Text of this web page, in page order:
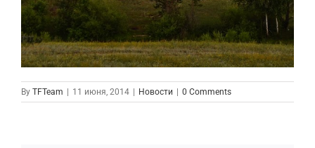
By TFTeam 11 июня, 2014 Новости 0 Comments